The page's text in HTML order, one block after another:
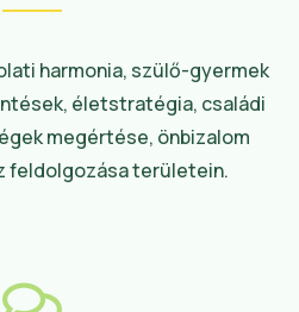
harmonia, szülő-gyermek
életstratégia, családi
megértése, önbizalom
feldolgozása területein.